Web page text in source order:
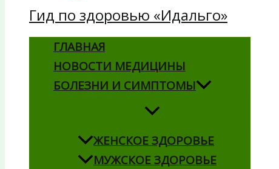
Гид по здоровью «Идальго»
ГЛАВНАЯ
НОВОСТИ МЕДИЦИНЫ
БОЛЕЗНИ И СИМПТОМЫ
ЖЕНСКОЕ ЗДОРОВЬЕ
МУЖСКОЕ ЗДОРОВЬЕ